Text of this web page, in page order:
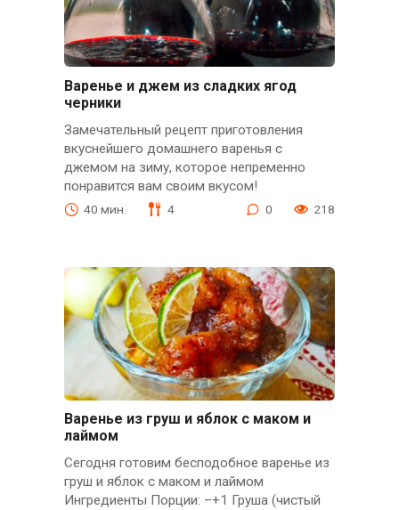
Варенье и джем из сладких ягод
черники
Замечательный рецепт приготовления
вкуснейшего домашнего варенья с
джемом на зиму, которое непременно
понравится вам своим вкусом!
40 мин. 4 0 218
Варенье из груш и яблок с маком и
лаймом
Сегодня готовим бесподобное варенье из
груш и яблок с маком и лаймом
Ингредиенты Порции: –+1 Груша (чистый